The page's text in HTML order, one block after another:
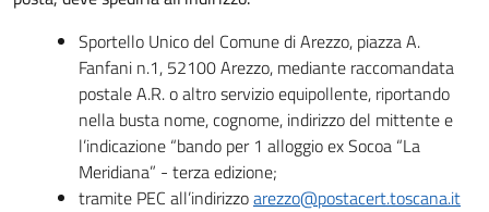
Sportello Unico del Comune di Arezzo, piazza A.
Fanfani n.1, 52100 Arezzo, mediante raccomandata
postale A.R. o altro servizio equipollente, riportando
nella busta nome, cognome, indirizzo del mittente e
l’indicazione “bando per 1 alloggio ex Socoa “La
Meridiana” - terza edizione;
tramite PEC all’indirizzoarezzo@postacert.toscana.it